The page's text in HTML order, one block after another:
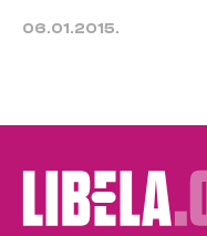
06.01.2015.